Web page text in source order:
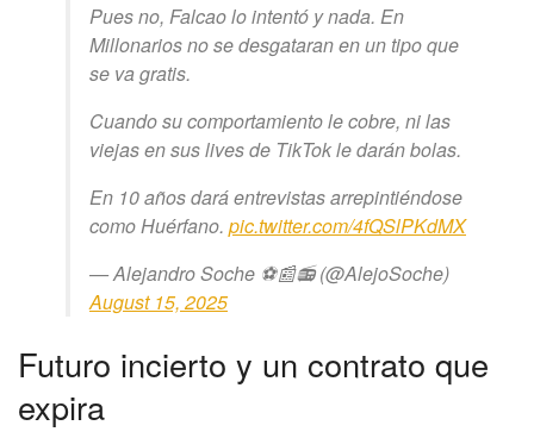
Pues no, Falcao lo intentó y nada. En
Millonarios no se desgataran en un tipo que
se va gratis.
Cuando su comportamiento le cobre, ni las
viejas en sus lives de TikTok le darán bolas.
En 10 años dará entrevistas arrepintiéndose
como Huérfano. pic.twitter.com/4fQSlPKdMX
— Alejandro Soche ⚽️📰📻 (@AlejoSoche)
August 15, 2025
Futuro incierto y un contrato que
expira